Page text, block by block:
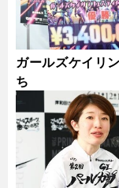
ガールズケイリ
ち